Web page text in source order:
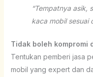
“Tempatnya asik,
kaca mobil sesuai
Tidak boleh kompromi
Tentukan pemberi jasa
mobil yang expert dan